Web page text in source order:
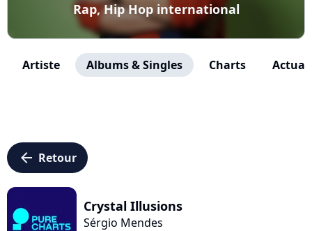
Rap, Hip Hop international
Artiste Albums & Singles Charts
arrow_left Retour
Crystal Illusions
Sérgio Mendes